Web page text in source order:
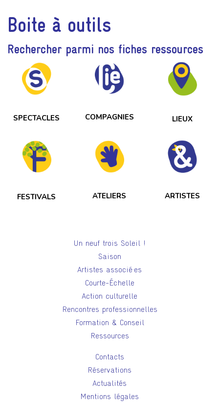
Boite à outils
Rechercher parmi nos fiches ressources
SPECTACLES COMPAGNIES LIEUX
FESTIVALS ATELIERS ARTISTES
Un neuf trois Soleil !
Saison
Artistes associé·es
Courte-Échelle
Action culturelle
Rencontres professionnelles
Formation & Conseil
Ressources
Contacts
Réservations
Actualités
Mentions légales